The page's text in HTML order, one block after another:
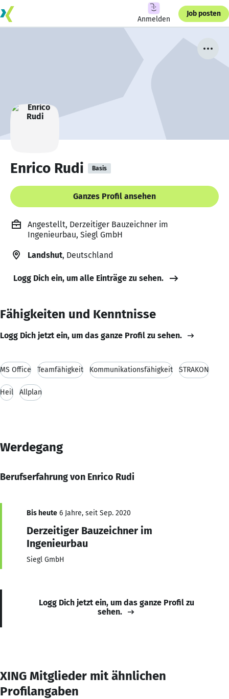
Anmelden
Job posten
Enrico Rudi Basis
Ganzes Profil ansehen
Angestellt, Derzeitiger Bauzeichner im
Ingenieurbau, Siegl GmbH
Landshut, Deutschland
Logg Dich ein, um alle Einträge zu sehen.
Fähigkeiten und Kenntnisse
Logg Dich jetzt ein, um das ganze Profil zu sehen.
MS Office Teamfähigkeit Kommunikationsfähigkeit STRAKON
Heil Allplan
Werdegang
Berufserfahrung von Enrico Rudi
Bis heute 6 Jahre, seit Sep. 2020
Derzeitiger Bauzeichner im
Ingenieurbau
Siegl GmbH
Logg Dich jetzt ein, um das ganze Profil zu
sehen.
XING Mitglieder mit ähnlichen
Profilangaben